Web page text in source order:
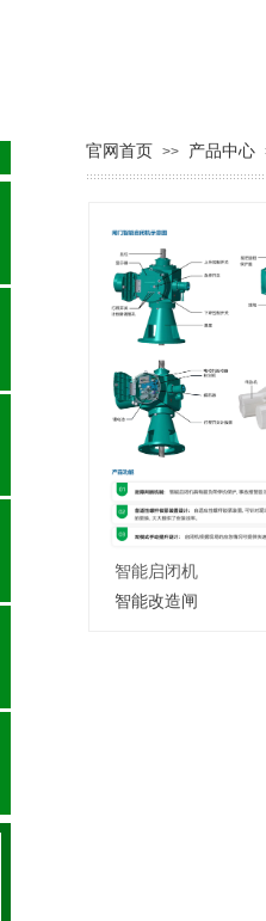
官网首页 >> 产品中心
智能启闭机
智能改造闸